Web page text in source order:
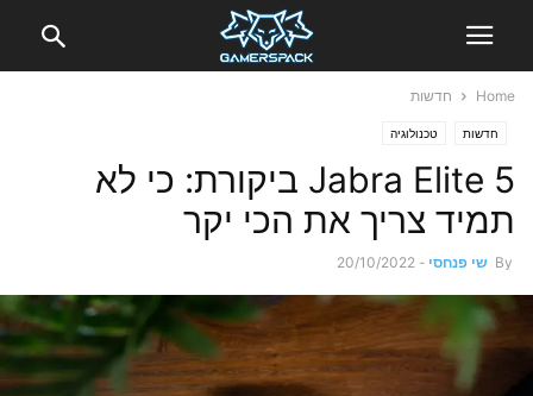
Home חדשות
חדשות טכנולוגיה
Jabra Elite 5 ביקורת: כי לא
תמיד צריך את הכי יקר
By שי פנחסי -
20/10/2022